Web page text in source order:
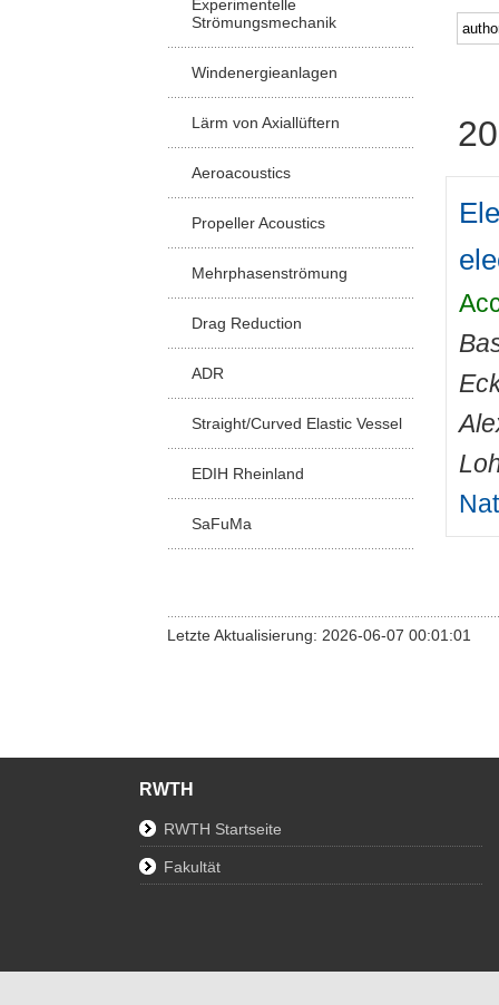
Experimentelle
Strömungsmechanik
Windenergieanlagen
Lärm von Axiallüftern
Aeroacoustics
Propeller Acoustics
Mehrphasenströmung
Drag Reduction
ADR
Straight/Curved Elastic Vessel
EDIH Rheinland
SaFuMa
Letzte Aktualisierung: 2026-06-07 00:01:01
RWTH
RWTH Startseite
Fakultät